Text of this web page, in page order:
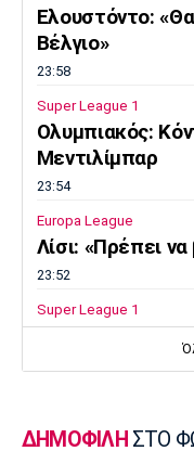
Ελουστόντο:
Βέλγιο»
23:58
Super League 1
Ολυμπιακός:
Μεντιλίμπαρ
23:54
Europa League
Λίσι: «Πρέπει
23:52
Super League 1
Επιστρέφει
Επίσημα στον
ΔΗΜΟΦΙΛΗ ΣΤΟ